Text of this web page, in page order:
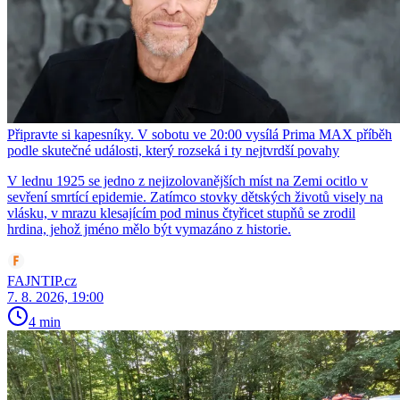
Připravte si kapesníky. V sobotu ve 20:00 vysílá Prima MAX příběh
podle skutečné události, který rozseká i ty nejtvrdší povahy
V lednu 1925 se jedno z nejizolovanějších míst na Zemi ocitlo v
sevření smrtící epidemie. Zatímco stovky dětských životů visely na
vlásku, v mrazu klesajícím pod minus čtyřicet stupňů se zrodil
hrdina, jehož jméno mělo být vymazáno z historie.
FAJNTIP.cz
7. 8. 2026, 19:00
4 min